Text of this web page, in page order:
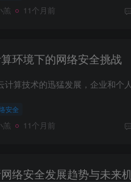
羔 11个月前
环境下的网络安全挑战
安全
羔 11个月前
络安全发展趋势与未来